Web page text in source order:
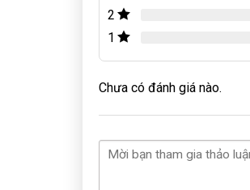
2
1
Chưa có đánh giá nào.